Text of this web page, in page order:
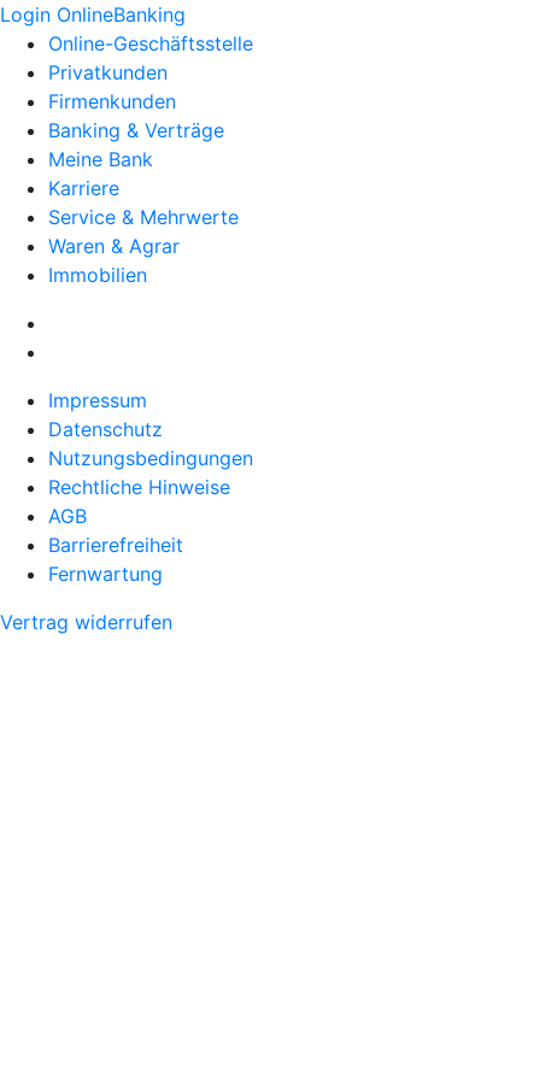
Login OnlineBanking
Online-Geschäftsstelle
Privatkunden
Firmenkunden
Banking & Verträge
Meine Bank
Karriere
Service & Mehrwerte
Waren & Agrar
Immobilien
Impressum
Datenschutz
Nutzungsbedingungen
Rechtliche Hinweise
AGB
Barrierefreiheit
Fernwartung
Vertrag widerrufen